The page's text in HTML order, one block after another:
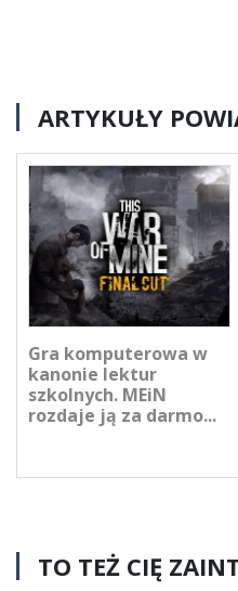
ARTYKUŁY
Gra komputerowa w
kanonie lektur
szkolnych. MEiN
rozdaje ją za darmo...
TO TEŻ CIĘ